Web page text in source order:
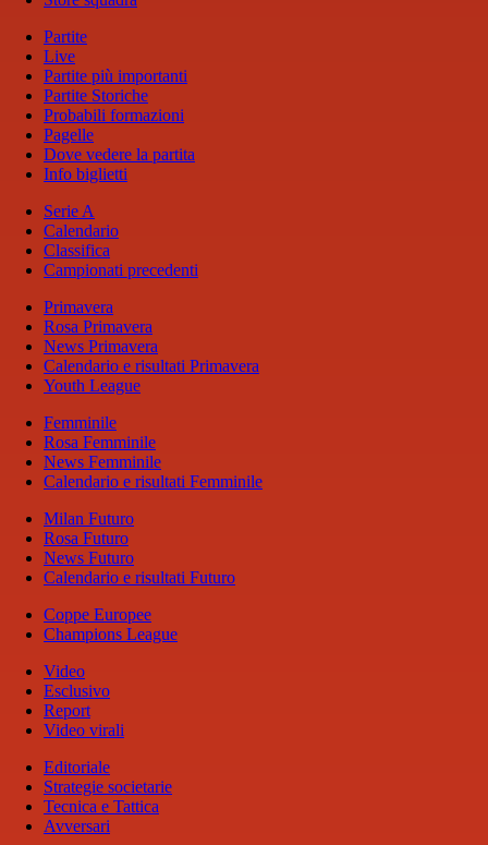
Partite
Live
Partite più importanti
Partite Storiche
Probabili formazioni
Pagelle
Dove vedere la partita
Info biglietti
Serie A
Calendario
Classifica
Campionati precedenti
Primavera
Rosa Primavera
News Primavera
Calendario e risultati Primavera
Youth League
Femminile
Rosa Femminile
News Femminile
Calendario e risultati Femminile
Milan Futuro
Rosa Futuro
News Futuro
Calendario e risultati Futuro
Coppe Europee
Champions League
Video
Esclusivo
Report
Video virali
Editoriale
Strategie societarie
Tecnica e Tattica
Avversari